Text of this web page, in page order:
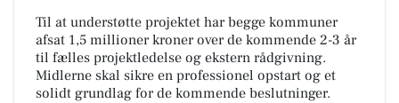
Til at understøtte projektet har begge kommuner
afsat 1,5 millioner kroner over de kommende 2-3 år
til fælles projektledelse og ekstern rådgivning.
Midlerne skal sikre en professionel opstart og et
solidt grundlag for de kommende beslutninger.